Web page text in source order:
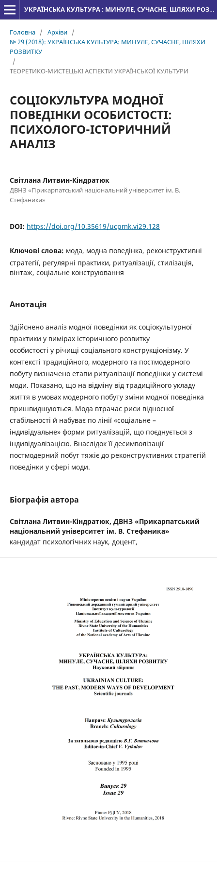
УКРАЇНСЬКА КУЛЬТУРА : МИНУЛЕ, СУЧАСНЕ, ШЛЯХИ РОЗВИТКУ
Головна / Архіви /
№ 29 (2018): УКРАЇНСЬКА КУЛЬТУРА: МИНУЛЕ, СУЧАСНЕ, ШЛЯХИ
РОЗВИТКУ
/
ТЕОРЕТИКО-МИСТЕЦЬКІ АСПЕКТИ УКРАЇНСЬКОЇ КУЛЬТУРИ
СОЦІОКУЛЬТУРА МОДНОЇ
ПОВЕДІНКИ ОСОБИСТОСТІ:
ПСИХОЛОГО-ІСТОРИЧНИЙ
АНАЛІЗ
Світлана Литвин-Кіндратюк
ДВНЗ «Прикарпатський національний університет ім. В.
Стефаника»
DOI: https://doi.org/10.35619/ucpmk.vi29.128
Ключові слова: мода, модна поведінка, реконструктивні
стратегії, регулярні практики, ритуалізації, стилізація,
вінтаж, соціальне конструювання
Анотація
Здійснено аналіз модної поведінки як соціокультурної
практики у вимірах історичного розвитку
особистості у річищі соціального конструкціонізму. У
контексті традиційного, модерного та постмодерного
побуту визначено етапи ритуалізації поведінки у системі
моди. Показано, що на відміну від традиційного укладу
життя в умовах модерного побуту зміни модної поведінка
пришвидшуються. Мода втрачає риси відносної
стабільності й набуває по лінії «соціальне –
індивідуальне» форми ритуалізацій, що поєднується з
індивідуалізацією. Внаслідок її десимволізації
постмодерний побут тяжіє до реконструктивних стратегій
поведінки у сфері моди.
Біографія автора
Світлана Литвин-Кіндратюк, ДВНЗ «Прикарпатський
національний університет ім. В. Стефаника»
кандидат психологічних наук, доцент,